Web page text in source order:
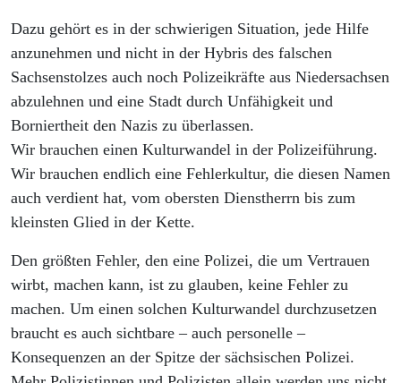
Dazu gehört es in der schwierigen Situation, jede Hilfe
anzunehmen und nicht in der Hybris des falschen
Sachsenstolzes auch noch Polizeikräfte aus Niedersachsen
abzulehnen und eine Stadt durch Unfähigkeit und
Borniertheit den Nazis zu überlassen.
Wir brauchen einen Kulturwandel in der Polizeiführung.
Wir brauchen endlich eine Fehlerkultur, die diesen Namen
auch verdient hat, vom obersten Dienstherrn bis zum
kleinsten Glied in der Kette.
Den größten Fehler, den eine Polizei, die um Vertrauen
wirbt, machen kann, ist zu glauben, keine Fehler zu
machen. Um einen solchen Kulturwandel durchzusetzen
braucht es auch sichtbare – auch personelle –
Konsequenzen an der Spitze der sächsischen Polizei.